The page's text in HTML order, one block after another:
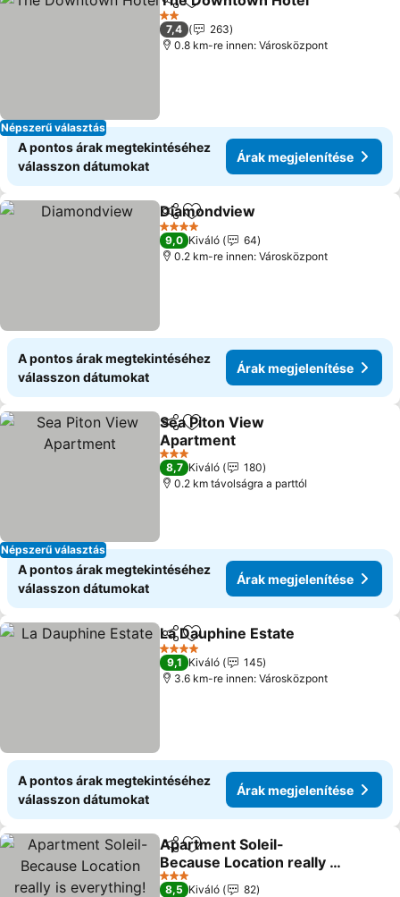
Népszerű választás
Megosztás
Hozzáadás a kedvencekhez
2 Kategória
7,4
263
0.8 km-re innen: Városközpont
A pontos árak megtekintéséhez
válasszon dátumokat
Árak megjelenítése
Megosztás
Hozzáadás a kedvencekhez
Diamondview
4 Kategória
9,0 Kiváló
64
0.2 km-re innen: Városközpont
A pontos árak megtekintéséhez
válasszon dátumokat
Árak megjelenítése
Népszerű választás
MegosztásHozzáadás a kedvencekhez
Sea Piton View
Apartment
3 Kategória
8,7 Kiváló
180
0.2 km távolságra a parttól
A pontos árak megtekintéséhez
válasszon dátumokat
Árak megjelenítése
Megosztás
Hozzáadás a kedvencekhez
La Dauphine Estate
4 Kategória
9,1 Kiváló
145
3.6 km-re innen: Városközpont
A pontos árak megtekintéséhez
válasszon dátumokat
Árak megjelenítése
Megosztás
Hozzáadás a kedvencekhez
Apartment Soleil-
Because Location really is
everything!
3 Kategória
8,5 Kiváló
82